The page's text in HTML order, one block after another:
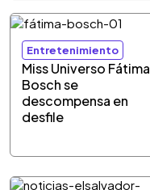
Entretenimiento
Miss Universo Fátima
Bosch se
descompensa en
desfile